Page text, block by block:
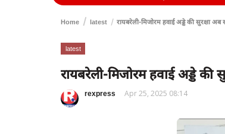
Home latest रायबरेली-मिजोरम हवाई अड्डे की सुरक्षा
latest
रायबरेली-मिजोरम हवाई अड्डे
rexpress Apr 25, 2025 08:14